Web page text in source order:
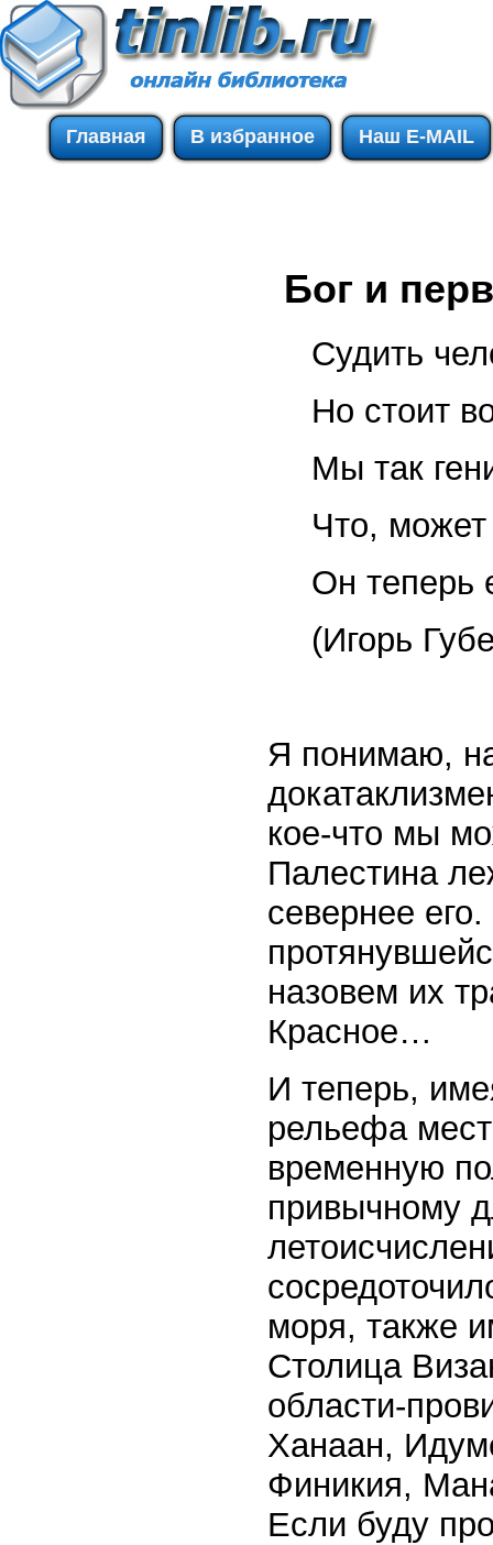
Главная В избранное Наш E-MAIL
Бог и
Судить
Но стоит
Мы так
Что,
Он теперь
(Игорь
Я понимаю,
кое-что мы
Палестина
севернее
назовем их
Красное…
И теперь,
рельефа
временную
привычному
моря, также
Столица
области-
Ханаан,
Финикия,
Если буду